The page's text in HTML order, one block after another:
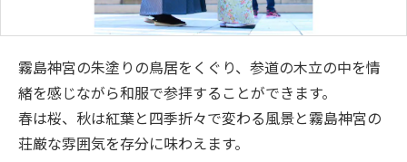
霧島神宮の朱塗りの鳥居をくぐり、参道の木立の中を情
緒を感じながら和服で参拝することができます。
春は桜、秋は紅葉と四季折々で変わる風景と霧島神宮の
荘厳な雰囲気を存分に味わえます。